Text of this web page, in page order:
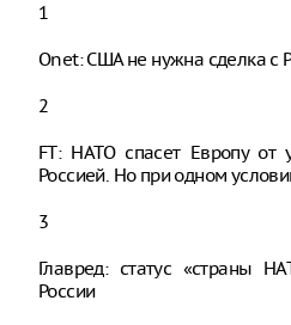
1
Onet: США не нужна сделка с
2
FT: НАТО спасет Европу
Россией. Но при одном
3
Главред: статус «страны
России